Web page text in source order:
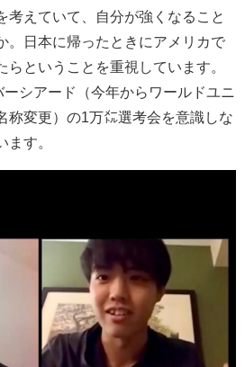
考えていて、自分が強くなること
。日本に帰ったときにアメリカで
ということを重視しています。
シアード（今年からワールドユニ
称変更）の1万㍍選考会を意識しな
す。